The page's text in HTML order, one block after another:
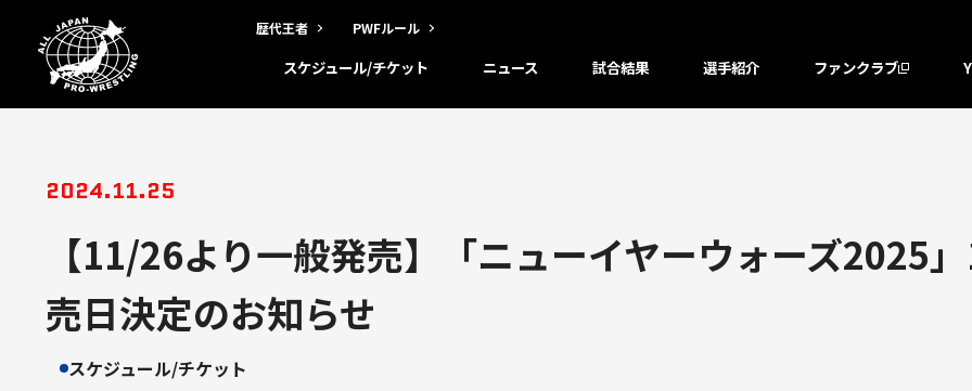
歴代王者 PWFルール
スケジュール/チケット ニュース 試合結果 選手紹介 ファンクラブ
2024.11.25
【11/26より一般発売】「ニューイヤーウォーズ2025
売日決定のお知らせ
スケジュール/チケット